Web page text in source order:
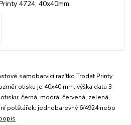
samobarvicí razítko Trodat Printy
otisku je 40x40 mm, výška data 3
černá, modrá, červená, zelená,
polštářek: jednobarevný 6/4924 nebo